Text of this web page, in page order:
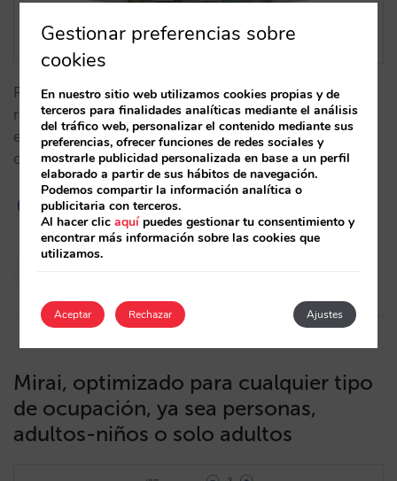
Resolvemos las dificultades que pueden surgir al
reservar habitación con una ocupación compleja,
especialmente en webs de cadenas, evitando
confusiones al usuario y problemas en el hotel.…
César López
Mirai, optimizado para cualquier tipo
de ocupación, ya sea personas,
adultos-niños o solo adultos
Gestionar preferencias sobre
cookies
En nuestro sitio web utilizamos cookies propias y de
terceros para finalidades analíticas mediante el análisis
del tráfico web, personalizar el contenido mediante sus
preferencias, ofrecer funciones de redes sociales y
mostrarle publicidad personalizada en base a un perfil
elaborado a partir de sus hábitos de navegación.
Podemos compartir la información analítica o
publicitaria con terceros.
Al hacer clicaquípuedes gestionar tu consentimiento y
encontrar más información sobre las cookies que
utilizamos.
Aceptar Ajustes
Rechazar